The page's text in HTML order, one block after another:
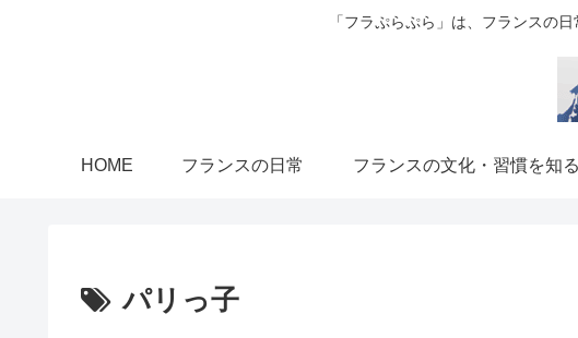
「フラぷらぷら」は、フランスの
HOME フランスの日常 フランスの文化・習慣を知る
パリっ子